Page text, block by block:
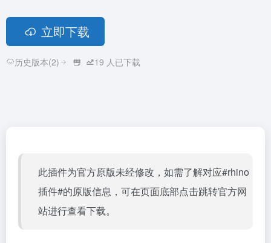
立即下载
历史版本(2) 19 人已下载
此插件为官方原版未经修改，如需了解对应#rhino
插件#的原版信息，可在页面底部点击跳转官方网
站进行查看下载。